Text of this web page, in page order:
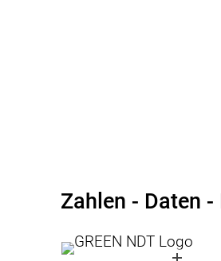
Zahlen - Daten -